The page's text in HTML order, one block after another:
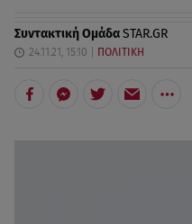
Συντακτική ΟμάδαSTAR.GR
24.11.21, 15:10 ΠΟΛΙΤΙΚΗ